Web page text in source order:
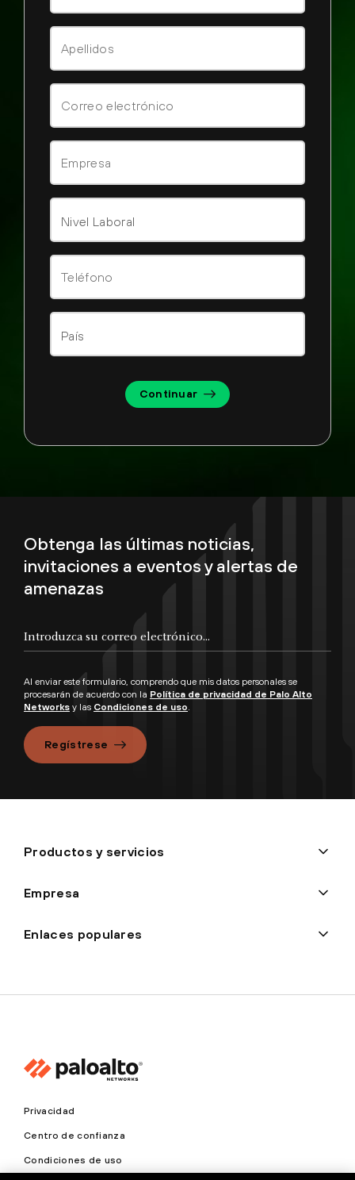
Continuar
Obtenga las últimas noticias,
invitaciones a eventos y alertas de
amenazas
Al enviar este formulario, comprendo que mis datos personales se
procesarán de acuerdo con la Política de privacidad de Palo Alto
Networks y las Condiciones de uso
Regístrese
Productos y servicios
Empresa
Enlaces populares
Privacidad
Centro de confianza
Condiciones de uso